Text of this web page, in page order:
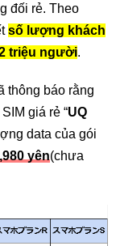
đối rẻ. Theo
số lượng khách
triệu người.
thông báo rằng
giá rẻ “UQ
data của gói
yên(chưa